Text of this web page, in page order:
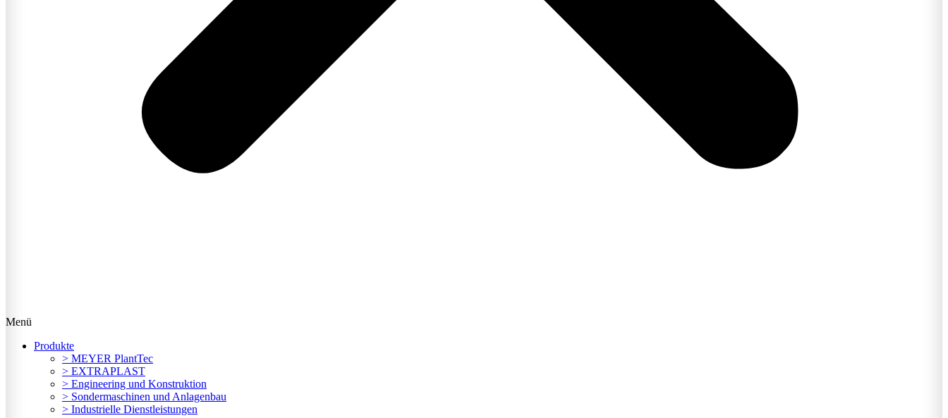
Menü
Produkte
> MEYER PlantTec
> EXTRAPLAST
> Engineering und Konstruktion
> Sondermaschinen und Anlagenbau
> Industrielle Dienstleistungen